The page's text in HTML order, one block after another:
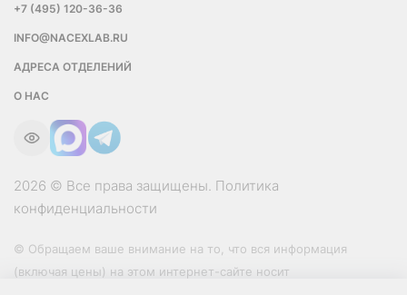
+7 (495) 120-36-36
INFO@NACEXLAB.RU
АДРЕСА ОТДЕЛЕНИЙ
О НАС
2026 © Все права защищены. Политика
конфиденциальности
© Обращаем ваше внимание на то, что вся информация
(включая цены) на этом интернет-сайте носит